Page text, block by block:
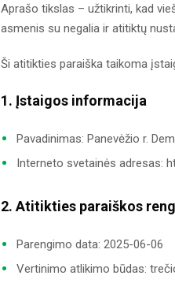
Aprašo tikslas – užtikrinti, kad
asmenis su negalia ir atitiktų
Ši atitikties paraiška taikoma
1. Įstaigos informacija
Pavadinimas: Panevėžio r.
Interneto svetainės adresas:
2. Atitikties paraiškos
Parengimo data: 2025-06-06
Vertinimo atlikimo būdas: